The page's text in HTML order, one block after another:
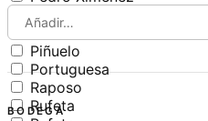
Perruno
Pinot Noir
Piñuelo
Portuguesa
Raposo
Rufeta
Añadir…
BODEGA